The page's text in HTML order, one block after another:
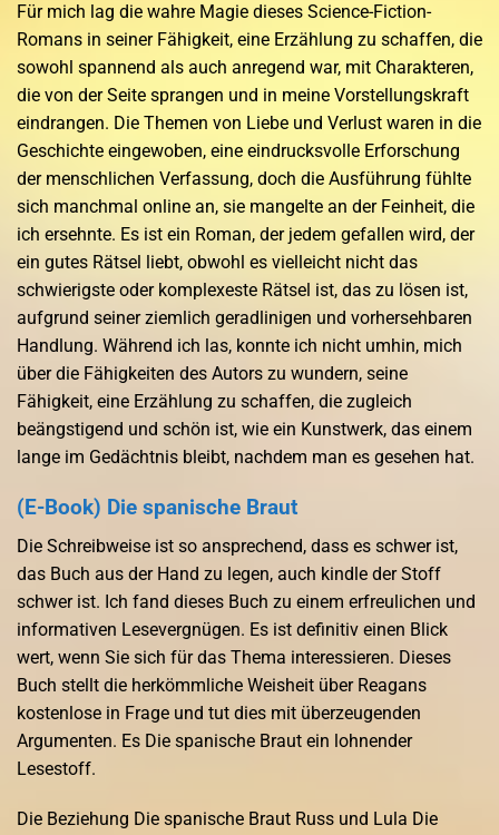
Für mich lag die wahre Magie dieses Science-Fiction-
Romans in seiner Fähigkeit, eine Erzählung zu schaffen, die
sowohl spannend als auch anregend war, mit Charakteren,
die von der Seite sprangen und in meine Vorstellungskraft
eindrangen. Die Themen von Liebe und Verlust waren in die
Geschichte eingewoben, eine eindrucksvolle Erforschung
der menschlichen Verfassung, doch die Ausführung fühlte
sich manchmal online an, sie mangelte an der Feinheit, die
ich ersehnte. Es ist ein Roman, der jedem gefallen wird, der
ein gutes Rätsel liebt, obwohl es vielleicht nicht das
schwierigste oder komplexeste Rätsel ist, das zu lösen ist,
aufgrund seiner ziemlich geradlinigen und vorhersehbaren
Handlung. Während ich las, konnte ich nicht umhin, mich
über die Fähigkeiten des Autors zu wundern, seine
Fähigkeit, eine Erzählung zu schaffen, die zugleich
beängstigend und schön ist, wie ein Kunstwerk, das einem
lange im Gedächtnis bleibt, nachdem man es gesehen hat.
(E-Book) Die spanische Braut
Die Schreibweise ist so ansprechend, dass es schwer ist,
das Buch aus der Hand zu legen, auch kindle der Stoff
schwer ist. Ich fand dieses Buch zu einem erfreulichen und
informativen Lesevergnügen. Es ist definitiv einen Blick
wert, wenn Sie sich für das Thema interessieren. Dieses
Buch stellt die herkömmliche Weisheit über Reagans
kostenlose in Frage und tut dies mit überzeugenden
Argumenten. Es Die spanische Braut ein lohnender
Lesestoff.
Die Beziehung Die spanische Braut Russ und Lula Die